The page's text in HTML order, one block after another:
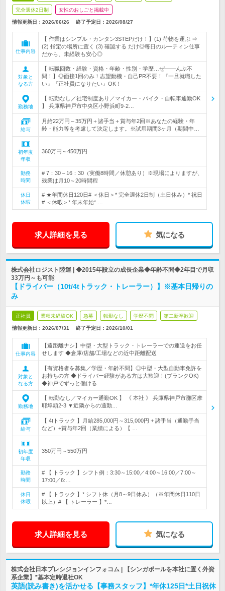
完全週休2日制 女性のおしごと掲載中
情報更新日：2026/06/26 終了予定日： 2026/08/27
仕事内容
【 作業はシンプル・カンタン3STEPだけ！】(1) 荷物を運ぶ ⇒
(2) 指定の場所に置く (3) 確認する だけ◎毎日のルーティン仕事
だから、未経験も安心◎
対象と
なる方
【 転職回数・経験・資格・年齢・性別・学歴…ぜ――んぶ不
問！】◎面接1回のみ！志望動機・自己PR不要！『一旦就職した
い』『正社員になりたい』OK！
勤務地
【 転勤なし／社宅制度あり／マイカー・バイク・自転車通勤OK
】 兵庫県神戸市中央区小野浜町9-2…
給与
月給22万円～35万円＋諸手当＋賞与年2回※あなたの経験・年
齢・能力等を考慮して決定します。※試用期間3ヶ月（期間中…
初年度
年収
360万円～450万円
勤務
時間
# 7：30～16：30（実働8時間／休憩あり）※現場によりますが、
残業は月10～20時間程
休日
休暇
# ★年間休日120日# ＜休日＞* 完全週休2日制（土日休み）* 祝日
# ＜休暇＞* 年末年始* …
求人詳細を見る 気になる
株式会社ロジスト陸運 | ◆2015年設立の成長企業◆年齢不問◆2年目で月収
33万円～も可能
【ドライバー（10t/4tトラック・トレーラー）】※基本日帰りの
み
正社員 業種未経験OK 急募 転勤なし 学歴不問 第二新卒歓迎
情報更新日：2026/07/31 終了予定日： 2026/10/01
仕事内容
【遠距離ナシ】中型・大型トラック・トレーラーでの運送をお任
せします ◆倉庫/店舗/工場などの近中距離配送
対象と
なる方
【有資格者を募集／学歴・年齢不問】◎中型・大型自動車免許を
お持ちの方 ◆ドライバー経験がある方は大歓迎！(ブランクOK)
◆神戸でずっと働ける
勤務地
【 転勤なし／マイカー通勤OK 】 《 本社 》 兵庫県神戸市灘区摩
耶埠頭2-3 ▼近隣からの通勤…
給与
【 4tトラック 】月給285,000円～315,000円 + 諸手当（通勤手当
など）+賞与年2回（業績による）【 …
初年度
年収
350万円～550万円
勤務
時間
# 【 トラック 】シフト例：3:30～15:00／4:00～16:00／7:00～
17:00／6:…
休日
休暇
# 【 トラック 】* シフト休（月8～9日休み）（※年間休日110日
以上）# 【 トレーラー 】*…
求人詳細を見る 気になる
株式会社日本プレシジョンインフォコム | 【シンガポールを本社に置く外資
系企業】*基本定時退社OK
英語(読み書き)を活かせる【事務スタッフ】*年休125日*土日祝休